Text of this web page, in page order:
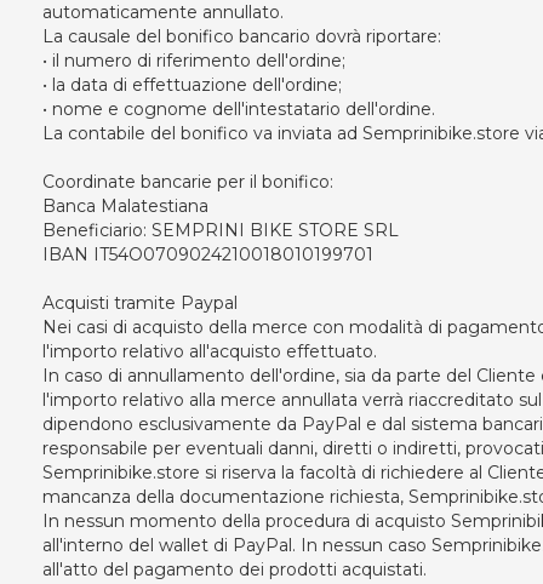
automaticamente annullato.
La causale del bonifico bancario dovrà riportare:
• il numero di riferimento dell'ordine;
• la data di effettuazione dell'ordine;
• nome e cognome dell'intestatario dell'ordine.
La contabile del bonifico va inviata ad Semprinibike.store
Coordinate bancarie per il bonifico:
Banca Malatestiana
Beneficiario: SEMPRINI BIKE STORE SRL
IBAN IT54O0709024210018010199701
Acquisti tramite Paypal
Nei casi di acquisto della merce con modalità di
l'importo relativo all'acquisto effettuato.
In caso di annullamento dell'ordine, sia da parte del
l'importo relativo alla merce annullata verrà riaccreditato
dipendono esclusivamente da PayPal e dal sistema
responsabile per eventuali danni, diretti o indiretti,
Semprinibike.store si riserva la facoltà di richiedere al
mancanza della documentazione richiesta,
In nessun momento della procedura di acquisto
all'interno del wallet di PayPal. In nessun caso
all'atto del pagamento dei prodotti acquistati.